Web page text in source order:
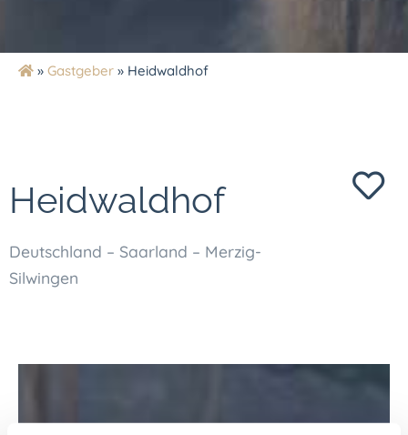
» Gastgeber » Heidwaldhof
Heidwaldhof
Deutschland – Saarland – Merzig-
Silwingen